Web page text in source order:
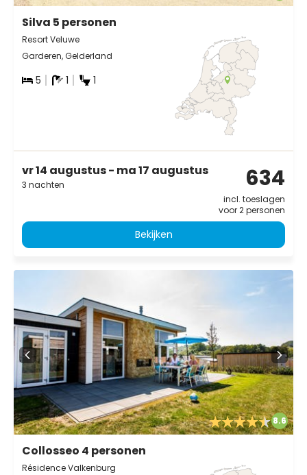
Silva 5 personen
Resort Veluwe
Garderen, Gelderland
5 1 1
vr 14 augustus - ma 17 augustus
3 nachten 634
incl. toeslagen
voor 2 personen
Bekijken
8.6
Collosseo 4 personen
Résidence Valkenburg